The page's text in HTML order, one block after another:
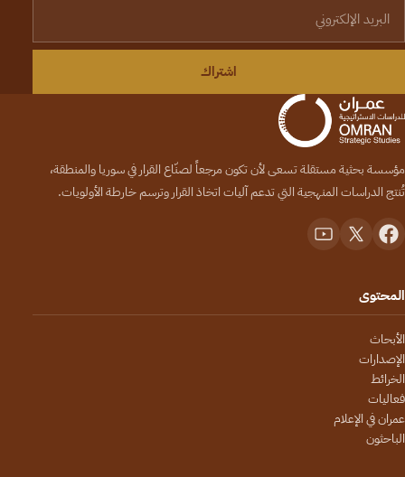
اشتراك
مؤسسة بحثية مستقلة تسعى لأن تكون مرجعاً لصنّاع القرار في سوريا والمنطقة،
تُنتج الدراسات المنهجية التي تدعم آليات اتخاذ القرار وترسم خارطة الأولويات.
المحتوى
الأبحاث
الإصدارات
الخرائط
فعاليات
عمران في الإعلام
الباحثون